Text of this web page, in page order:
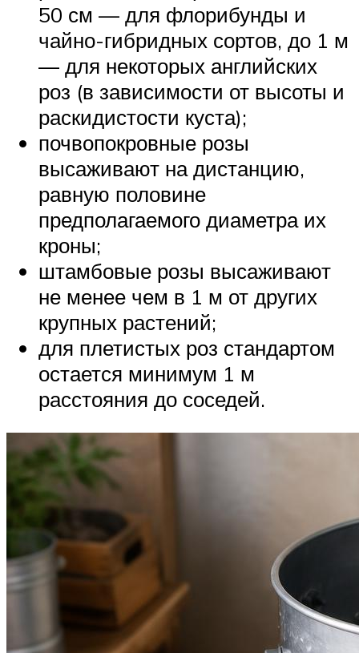
50 см — для флорибунды и
чайно-гибридных сортов, до 1 м
— для некоторых английских
роз (в зависимости от высоты и
раскидистости куста);
почвопокровные розы
высаживают на дистанцию,
равную половине
предполагаемого диаметра их
кроны;
штамбовые розы высаживают
не менее чем в 1 м от других
крупных растений;
для плетистых роз стандартом
остается минимум 1 м
расстояния до соседей.